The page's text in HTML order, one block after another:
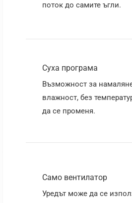
поток до самите ъгли.
Суха програма
Възможност за
влажност, без
да се променя.
Само вентилатор
Уредът може да се